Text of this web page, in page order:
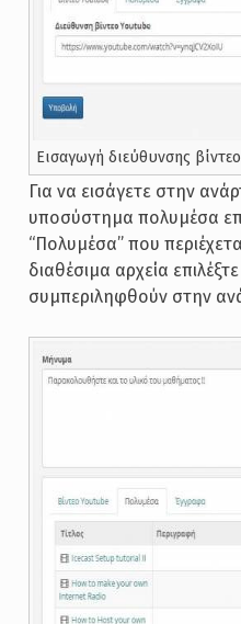
Εισαγωγή διεύθυνσης
Για να εισάγετε στην
υποσύστημα πολυμέσα
“Πολυμέσα” που
διαθέσιμα αρχεία
συμπεριληφθούν στην